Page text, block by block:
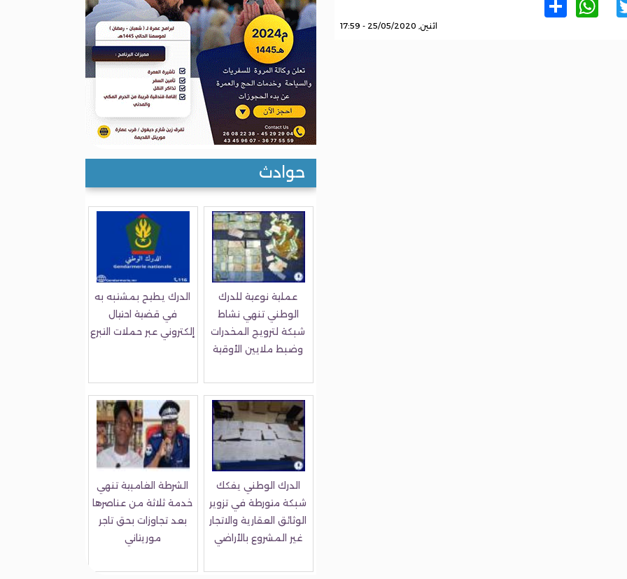
اثنين, 25/05/2020 - 17:59
حوادث
عملية نوعية للدرك
الوطني تنهي نشاط
شبكة لترويج المخدرات
وضبط ملايين الأوقية
الدرك يطيح بمشتبه به
في قضية احتيال
إلكتروني عبر حملات التبرع
الدرك الوطني يفكك
شبكة متورطة في تزوير
الوثائق العقارية والاتجار
غير المشروع بالأراضي
الشرطة الغامبية تنهي
خدمة ثلاثة من عناصرها
بعد تجاوزات بحق تاجر
موريتاني